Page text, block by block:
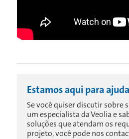
Estamos aqui para
Se você quiser discutir sobre
um especialista da Veolia e
soluções que atendam os
projeto, você pode nos